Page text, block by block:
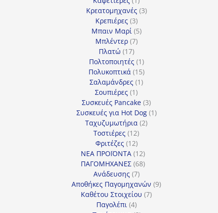
προϊόν
Κρεατομηχανές 33
Κρεπιέρες 33
προϊόντα
Μπαιν Μαρί 55
Μπλέντερ 77
Πλατώ 1717
προϊόντα
Πολτοποιητές 11
προϊόν
Πολυκοπτικά 1515
προϊόντα
Σαλαμάνδρες 11
Σουπιέρες 11
προϊόν
Συσκευές Pancake 33
προϊόντα
Συσκευές για Hot Dog 11
Ταχυζυμωτήρια 22
Τοστιέρες 1212
προϊόντα
Φριτέζες 1212
προϊόντα
ΝΕΑ ΠΡΟΪΟΝΤΑ 1212
προϊόντα
ΠΑΓΟΜΗΧΑΝΕΣ 6868
Ανάδευσης 77
προϊόντα
Αποθήκες Παγομηχανών 99
Καθέτου Στοιχείου 77
Παγολέπι 44